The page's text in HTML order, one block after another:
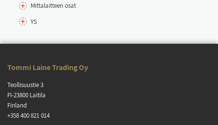
Mit­ta­lait­teen osat
YS
Tom­mi Lai­ne Tra­ding Oy
Teol­li­suus­tie 3
FI-23800 Lai­ti­la
Fin­land
+358 400 821 014